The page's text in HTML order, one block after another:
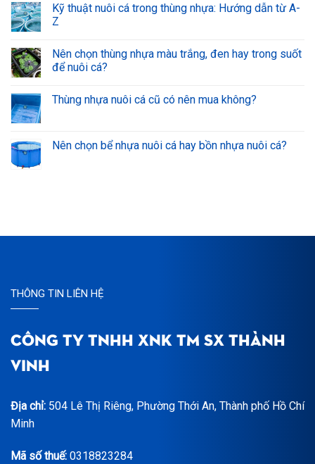
Kỹ thuật nuôi cá trong thùng nhựa: Hướng dẫn từ A-
Z
Nên chọn thùng nhựa màu trắng, đen hay trong suốt
để nuôi cá?
Thùng nhựa nuôi cá cũ có nên mua không?
Nên chọn bể nhựa nuôi cá hay bồn nhựa nuôi cá?
THÔNG TIN LIÊN HỆ
CÔNG TY TNHH XNK TM SX THÀNH
VINH
Địa chỉ: 504 Lê Thị Riêng, Phường Thới An, Thành phố Hồ Chí
Minh
Mã số thuế: 0318823284